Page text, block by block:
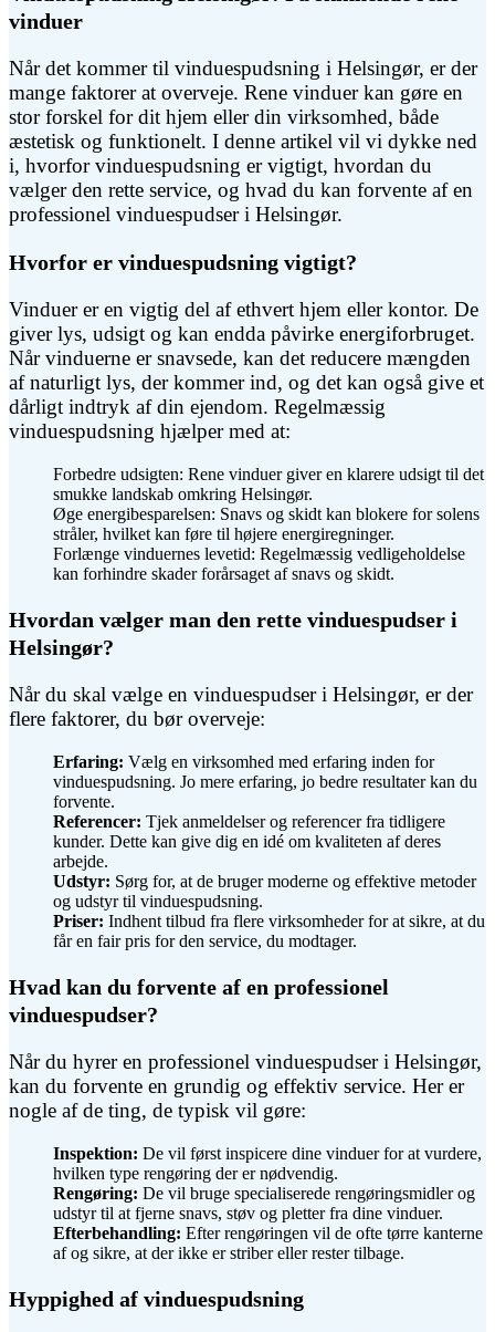
vinduer
Når det kommer til vinduespudsning i Helsingør, er der
mange faktorer at overveje. Rene vinduer kan gøre en
stor forskel for dit hjem eller din virksomhed, både
æstetisk og funktionelt. I denne artikel vil vi dykke ned
i, hvorfor vinduespudsning er vigtigt, hvordan du
vælger den rette service, og hvad du kan forvente af en
professionel vinduespudser i Helsingør.
Hvorfor er vinduespudsning vigtigt?
Vinduer er en vigtig del af ethvert hjem eller kontor. De
giver lys, udsigt og kan endda påvirke energiforbruget.
Når vinduerne er snavsede, kan det reducere mængden
af naturligt lys, der kommer ind, og det kan også give et
dårligt indtryk af din ejendom. Regelmæssig
vinduespudsning hjælper med at:
Forbedre udsigten: Rene vinduer giver en klarere udsigt til det
smukke landskab omkring Helsingør.
Øge energibesparelsen: Snavs og skidt kan blokere for solens
stråler, hvilket kan føre til højere energiregninger.
Forlænge vinduernes levetid: Regelmæssig vedligeholdelse
kan forhindre skader forårsaget af snavs og skidt.
Hvordan vælger man den rette vinduespudser i
Helsingør?
Når du skal vælge en vinduespudser i Helsingør, er der
flere faktorer, du bør overveje:
Erfaring: Vælg en virksomhed med erfaring inden for
vinduespudsning. Jo mere erfaring, jo bedre resultater kan du
forvente.
Referencer: Tjek anmeldelser og referencer fra tidligere
kunder. Dette kan give dig en idé om kvaliteten af deres
arbejde.
Udstyr: Sørg for, at de bruger moderne og effektive metoder
og udstyr til vinduespudsning.
Priser: Indhent tilbud fra flere virksomheder for at sikre, at du
får en fair pris for den service, du modtager.
Hvad kan du forvente af en professionel
vinduespudser?
Når du hyrer en professionel vinduespudser i Helsingør,
kan du forvente en grundig og effektiv service. Her er
nogle af de ting, de typisk vil gøre:
Inspektion: De vil først inspicere dine vinduer for at vurdere,
hvilken type rengøring der er nødvendig.
Rengøring: De vil bruge specialiserede rengøringsmidler og
udstyr til at fjerne snavs, støv og pletter fra dine vinduer.
Efterbehandling: Efter rengøringen vil de ofte tørre kanterne
af og sikre, at der ikke er striber eller rester tilbage.
Hyppighed af vinduespudsning